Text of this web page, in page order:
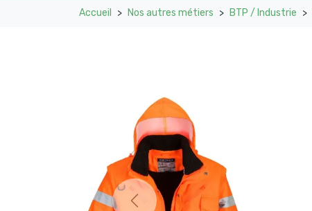
Accueil Nos autres métiers BTP / Industrie
Previous